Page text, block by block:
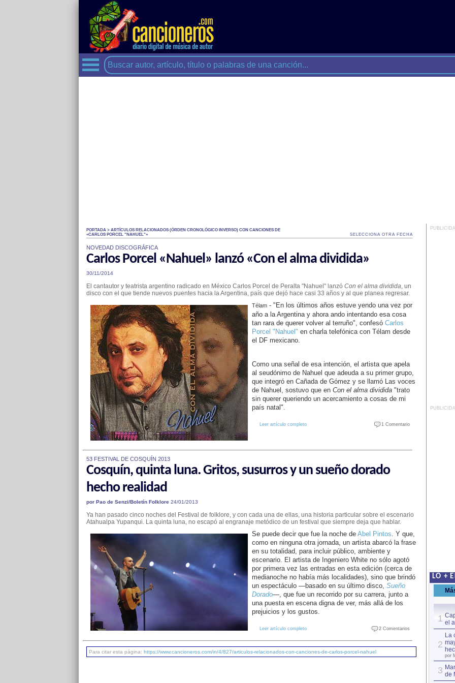
PORTADA > ARTÍCULOS RELACIONADOS (ÓRDEN CRONOLÓGICO INVERSO) CON CANCIONES DE
«CARLOS PORCEL "NAHUEL"»
SELECCIONA OTRA FECHA
NOVEDAD DISCOGRÁFICA
Carlos Porcel «Nahuel» lanzó «Con el alma dividida»
30/11/2014
El cantautor y teatrista argentino radicado en México Carlos Porcel de Peralta "Nahuel" lanzó Con el alma dividida, un
disco con el que tiende nuevos puentes hacia la Argentina, país que dejó hace casi 33 años y al que planea regresar.
Télam- "En los últimos años estuve yendo una vez por
año a la Argentina y ahora ando intentando esa cosa
tan rara de querer volver al terruño", confesó Carlos
Porcel "Nahuel" en charla telefónica con Télam desde
el DF mexicano.
Como una señal de esa intención, el artista que apela
al seudónimo de Nahuel que adeuda a su primer grupo,
que integró en Cañada de Gómez y se llamó Las voces
de Nahuel, sostuvo que en Con el alma dividida"trato
sin querer queriendo un acercamiento a cosas de mi
país natal".
Leer artículo completo 1 Comentario
53 FESTIVAL DE COSQUÍN 2013
Cosquín, quinta luna. Gritos, susurros y un sueño dorado
hecho realidad
por Pao de Senzi/Boletín Folklore24/01/2013
Ya han pasado cinco noches del Festival de folklore, y con cada una de ellas, una historia particular sobre el escenario
Atahualpa Yupanqui. La quinta luna, no escapó al engranaje metódico de un festival que siempre deja que hablar.
Se puede decir que fue la noche de Abel Pintos. Y que,
como en ninguna otra jornada, un artista abarcó la frase
en su totalidad, para incluir público, ambiente y
escenario. El artista de Ingeniero White no sólo agotó
por primera vez las entradas en esta edición (cerca de
medianoche no había más localidades), sino que brindó
un espectáculo —basado en su último disco, Sueño
Dorado—, que fue un recorrido por su carrera, junto a
una puesta en escena digna de ver, más allá de los
prejuicios y los gustos.
Leer artículo completo 2 Comentarios
Para citar esta página: https://www.cancioneros.com/in/4/827/articulos-relacionados-con-canciones-de-carlos-porcel-nahuel
LO +
1 el
2
La
por
3 de